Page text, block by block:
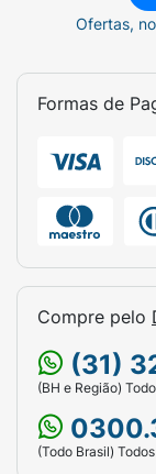
Ofertas,
Formas de
Compre pelo
(31)
(BH e Região)
(Todo Brasil)